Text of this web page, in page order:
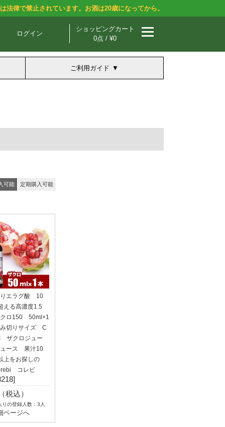
法律で禁止されています。お酒は20歳になってから。
ログイン
ショッピングカート
0点 / ¥0
ご利用ガイド
可能 定期購入可能
りエラグ酸 10
える高濃度1.5
クロ150 50ml×1
切りサイズ C
ザクロジュー
ース 果汁10
をお探しの
コレビ
税込）
りの登録人数：3人
ページへ